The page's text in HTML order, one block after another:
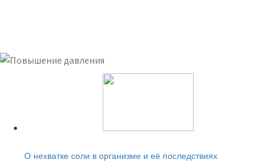
О нехватке соли в организме и её последствиях